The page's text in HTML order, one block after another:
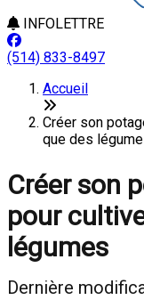
INFOLETTRE
(514) 833-8497
Accueil
Créer son
que des
Créer son
pour
légumes
Dernière